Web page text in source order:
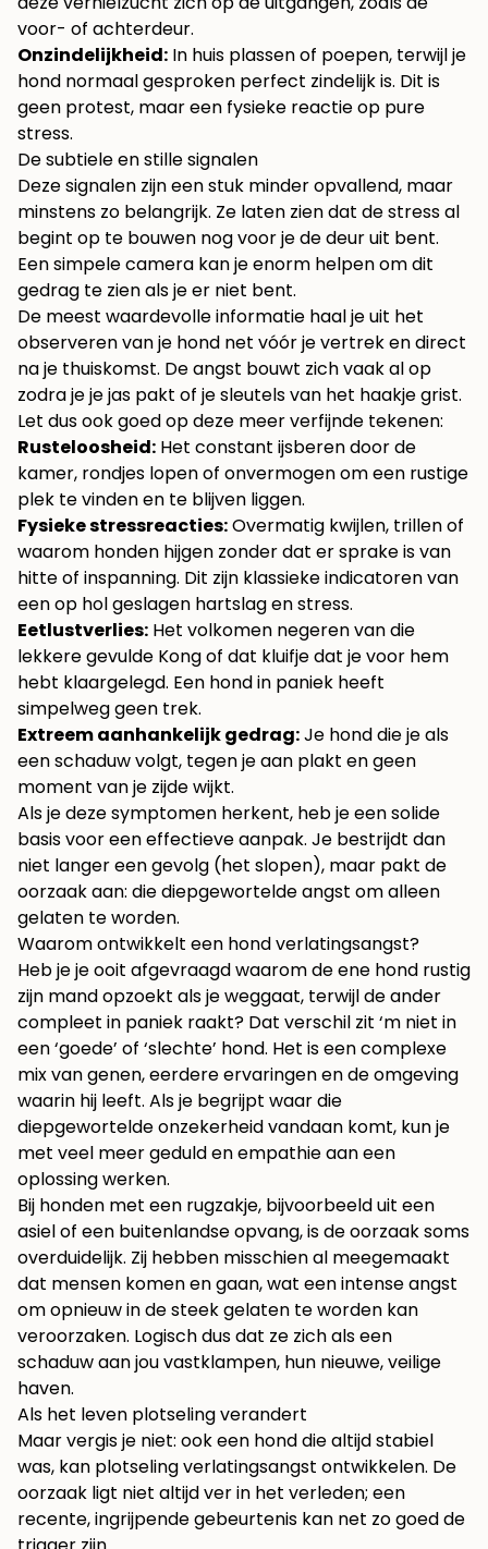
voor- of achterdeur.
Onzindelijkheid: In huis plassen of poepen, terwijl je
hond normaal gesproken perfect zindelijk is. Dit is
geen protest, maar een fysieke reactie op pure
stress.
De subtiele en stille signalen
Deze signalen zijn een stuk minder opvallend, maar
minstens zo belangrijk. Ze laten zien dat de stress al
begint op te bouwen nog voor je de deur uit bent.
Een simpele camera kan je enorm helpen om dit
gedrag te zien als je er niet bent.
De meest waardevolle informatie haal je uit het
observeren van je hond net vóór je vertrek en direct
na je thuiskomst. De angst bouwt zich vaak al op
zodra je je jas pakt of je sleutels van het haakje grist.
Let dus ook goed op deze meer verfijnde tekenen:
Rusteloosheid: Het constant ijsberen door de
kamer, rondjes lopen of onvermogen om een rustige
plek te vinden en te blijven liggen.
Fysieke stressreacties:Overmatig kwijlen, trillen of
waarom honden hijgen zonder dat er sprake is van
hitte of inspanning. Dit zijn klassieke indicatoren van
een op hol geslagen hartslag en stress.
Eetlustverlies: Het volkomen negeren van die
lekkere gevulde Kong of dat kluifje dat je voor hem
hebt klaargelegd. Een hond in paniek heeft
simpelweg geen trek.
Extreem aanhankelijk gedrag:Je hond die je als
een schaduw volgt, tegen je aan plakt en geen
moment van je zijde wijkt.
Als je deze symptomen herkent, heb je een solide
basis voor een effectieve aanpak. Je bestrijdt dan
niet langer een gevolg (het slopen), maar pakt de
oorzaak aan: die diepgewortelde angst om alleen
gelaten te worden.
Waarom ontwikkelt een hond verlatingsangst?
Heb je je ooit afgevraagd waarom de ene hond rustig
zijn mand opzoekt als je weggaat, terwijl de ander
compleet in paniek raakt? Dat verschil zit ‘m niet in
een ‘goede’ of ‘slechte’ hond. Het is een complexe
mix van genen, eerdere ervaringen en de omgeving
waarin hij leeft. Als je begrijpt waar die
diepgewortelde onzekerheid vandaan komt, kun je
met veel meer geduld en empathie aan een
oplossing werken.
Bij honden met een rugzakje, bijvoorbeeld uit een
asiel of een buitenlandse opvang, is de oorzaak soms
overduidelijk. Zij hebben misschien al meegemaakt
dat mensen komen en gaan, wat een intense angst
om opnieuw in de steek gelaten te worden kan
veroorzaken. Logisch dus dat ze zich als een
schaduw aan jou vastklampen, hun nieuwe, veilige
haven.
Als het leven plotseling verandert
Maar vergis je niet: ook een hond die altijd stabiel
was, kan plotseling verlatingsangst ontwikkelen. De
oorzaak ligt niet altijd ver in het verleden; een
recente, ingrijpende gebeurtenis kan net zo goed de